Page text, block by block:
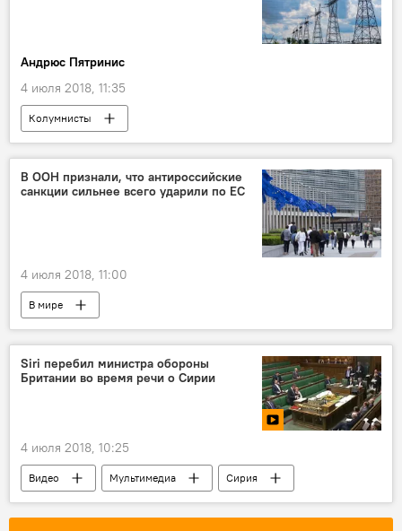
Андрюс Пятринис
4 июля 2018, 11:35
Колумнисты
Энергостратегия Литвы и выход из БРЭЛЛ
Литва
Эстония
Польша
Юри Ратас БРЭЛЛ
В ООН признали, что антироссийские
санкции сильнее всего ударили по ЕС
4 июля 2018, 11:00
В мире
Санкции против России: палка о двух концах
Россия
Евросоюз (ЕС) ООН
Siri перебил министра обороны
Британии во время речи о Сирии
4 июля 2018, 10:25
Видео Мультимедиа
Сирия
Великобритания